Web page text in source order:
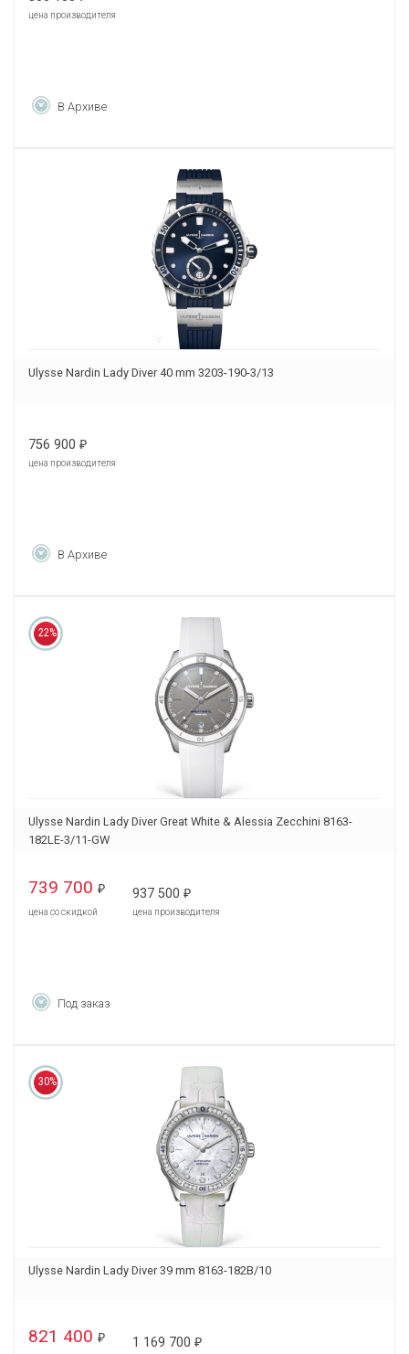
цена производителя
В Архиве
Ulysse Nardin Lady Diver 40 mm 3203-190-3/13
756 900 ₽
цена производителя
В Архиве
22%
Ulysse Nardin Lady Diver Great White & Alessia Zecchini 8163-
182LE-3/11-GW
739 700 ₽
цена со скидкой
937 500 ₽
цена производителя
Под заказ
30%
Ulysse Nardin Lady Diver 39 mm 8163-182B/10
821 400 ₽ 1 169 700 ₽